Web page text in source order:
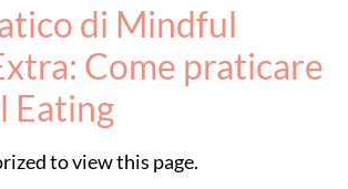
di Mindful
Come praticare
Eating
to view this page.